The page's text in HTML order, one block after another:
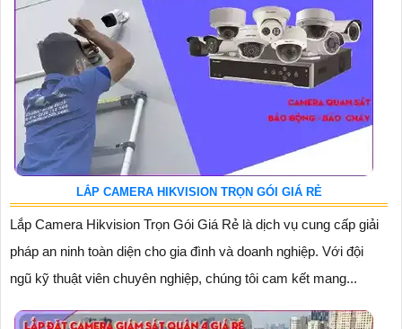
LẮP CAMERA HIKVISION TRỌN GÓI GIÁ RẺ
Lắp Camera Hikvision Trọn Gói Giá Rẻ là dịch vụ cung cấp giải
pháp an ninh toàn diện cho gia đình và doanh nghiệp. Với đội
ngũ kỹ thuật viên chuyên nghiệp, chúng tôi cam kết mang...